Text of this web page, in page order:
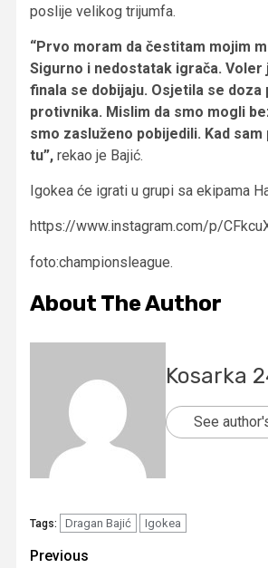
poslije velikog trijumfa.
“Prvo moram da čestitam mojim
Sigurno i nedostatak igrača.
finala se dobijaju. Osjetila se
protivnika. Mislim da smo mogli
smo zasluženo pobijedili. Kad
tu”, rekao je Bajić.
Igokea će igrati u grupi sa ekipama
https://www.instagram.com/p/
foto:championsleague.
About The Author
Kosarka
See
Tags: Dragan Bajić Igokea
Continue
Previous